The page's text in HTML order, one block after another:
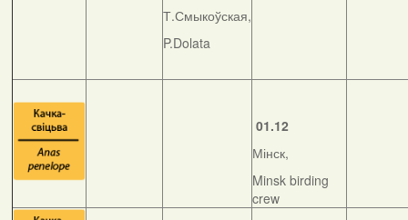
Т.Смыкоўская,
P.Dolata
01.12
Мінск,
Minsk birding
crew